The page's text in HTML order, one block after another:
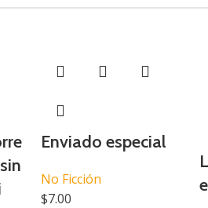
Enviado especial
No Ficción
$7.00